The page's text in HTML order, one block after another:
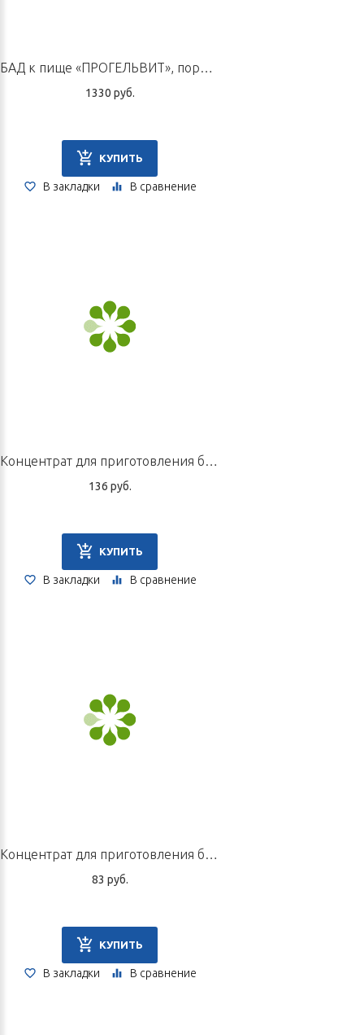
БАД к пище «ПРОГЕЛЬВИТ», порошок по 100 г
1330 руб.
КУПИТЬ
В закладки В сравнение
Концентрат для приготовления быстрорастворимого напитка «Гуава», пакетик 10 г
136 руб.
КУПИТЬ
В закладки В сравнение
Концентрат для приготовления быстрорастворимого напитка «ЛэЛэ», пакетик 10 г
83 руб.
КУПИТЬ
В закладки В сравнение